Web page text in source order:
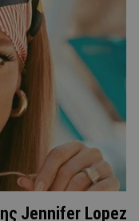
Jennifer Lopez